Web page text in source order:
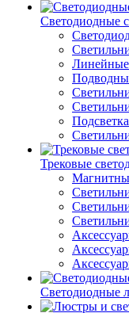
Светодиодные
Линейные
Трековые
Светодиодные